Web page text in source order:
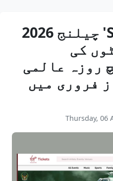
یو اے ای 'SWAT' چیلنج 2026
کی
روزہ عالمی
فروری میں
Thursday, 06